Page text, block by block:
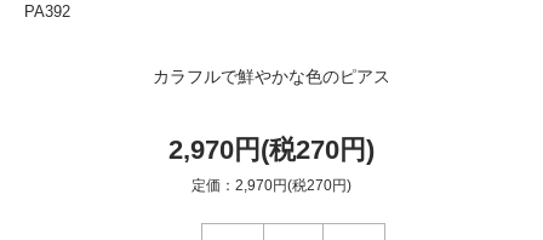
PA392
カラフルで鮮やかな色のピアス
2,970円(税270円)
定価：2,970円(税270円)